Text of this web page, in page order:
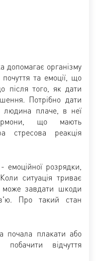
допомагає організму
та емоції, що
після того, як дати
Потрібно дати
людина плаче, в неї
що мають
стресова реакція
розрядки,
ситуація триває
може завдати шкоди
Про такий стан
почала плакати або
відчуття